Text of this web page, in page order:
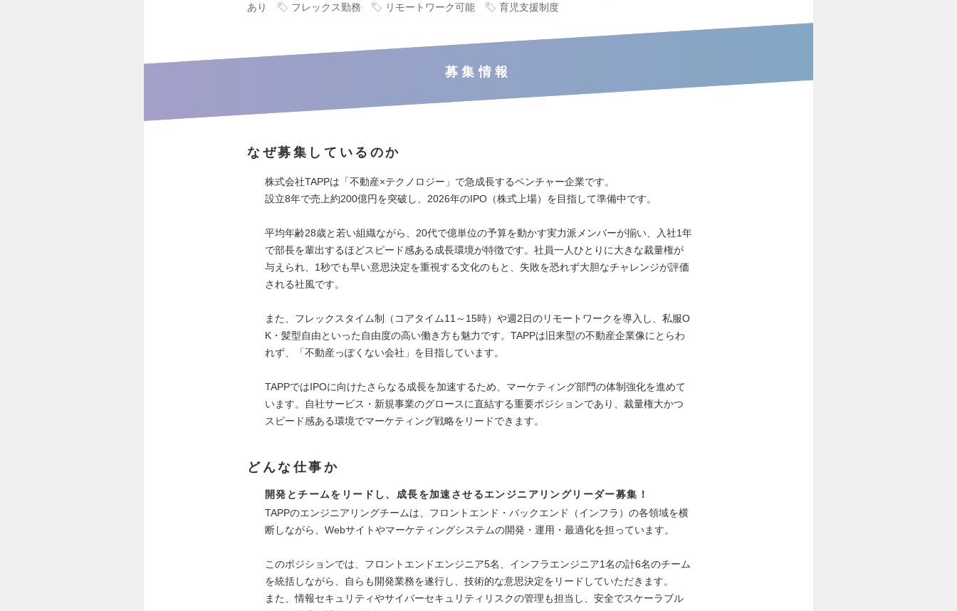
あり
フレックス勤務 リモートワーク可能 育児支援制度
募集情報
なぜ募集しているのか
株式会社TAPPは「不動産×テクノロジー」で急成長するベンチャー企業です。
設立8年で売上約200億円を突破し​、2026年のIPO（株式上場）を目指して準備中です​。
平均年齢28歳と若い組織ながら、20代で億単位の予算を動かす実力派メンバーが揃い​、入社1年
で部長を輩出するほどスピード感ある成長環境が特徴です​。社員一人ひとりに大きな裁量権が
与えられ、1秒でも早い意思決定を重視する文化のもと​、失敗を恐れず大胆なチャレンジが評価
される社風です​。
また、フレックスタイム制（コアタイム11～15時）や週2日のリモートワークを導入し、私服O
K・髪型自由といった自由度の高い働き方も魅力です​。TAPPは旧来型の不動産企業像にとらわ
れず、「不動産っぽくない会社」を目指しています。
TAPPではIPOに向けたさらなる成長を加速するため、マーケティング部門の体制強化を進めて
います。自社サービス・新規事業のグロースに直結する重要ポジションであり、裁量権大かつ
スピード感ある環境でマーケティング戦略をリードできます​。
どんな仕事か
開発とチームをリードし、成長を加速させるエンジニアリングリーダー募集！
TAPPのエンジニアリングチームは、フロントエンド・バックエンド（インフラ）の各領域を横
断しながら、Webサイトやマーケティングシステムの開発・運用・最適化を担っています。
このポジションでは、フロントエンドエンジニア5名、インフラエンジニア1名の計6名のチーム
を統括しながら、自らも開発業務を遂行し、技術的な意思決定をリードしていただきます。
また、情報セキュリティやサイバーセキュリティリスクの管理も担当し、安全でスケーラブル